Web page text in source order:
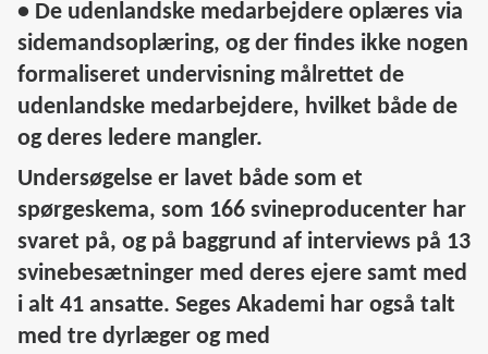
• De udenlandske medarbejdere oplæres via
sidemandsoplæring, og der findes ikke nogen
formaliseret undervisning målrettet de
udenlandske medarbejdere, hvilket både de
og deres ledere mangler.
Undersøgelse er lavet både som et
spørgeskema, som 166 svineproducenter har
svaret på, og på baggrund af interviews på 13
svinebesætninger med deres ejere samt med
i alt 41 ansatte. Seges Akademi har også talt
med tre dyrlæger og med